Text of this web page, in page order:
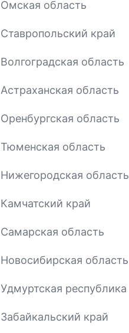
Омская область
Ставропольский край
Волгоградская область
Астраханская область
Оренбургская область
Тюменская область
Нижегородская область
Камчатский край
Самарская область
Новосибирская область
Удмуртская республика
Забайкальский край